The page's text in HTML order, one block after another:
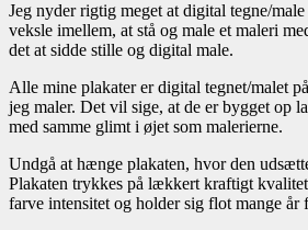
Jeg nyder rigtig meget at digital tegne/
veksle imellem, at stå og male et maleri
det at sidde stille og digital male.
Alle mine plakater er digital tegnet/malet
jeg maler. Det vil sige, at de er bygget op
med samme glimt i øjet som malerierne.
Undgå at hænge plakaten, hvor den
Plakaten trykkes på lækkert kraftigt
farve intensitet og holder sig flot mange år